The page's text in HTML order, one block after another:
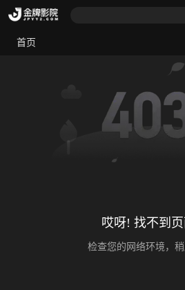
首页
哎呀! 找不到
检查您的网络环境，稍